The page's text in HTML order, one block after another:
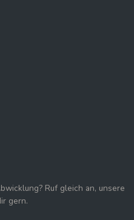
Ruf gleich an, unsere
gern.